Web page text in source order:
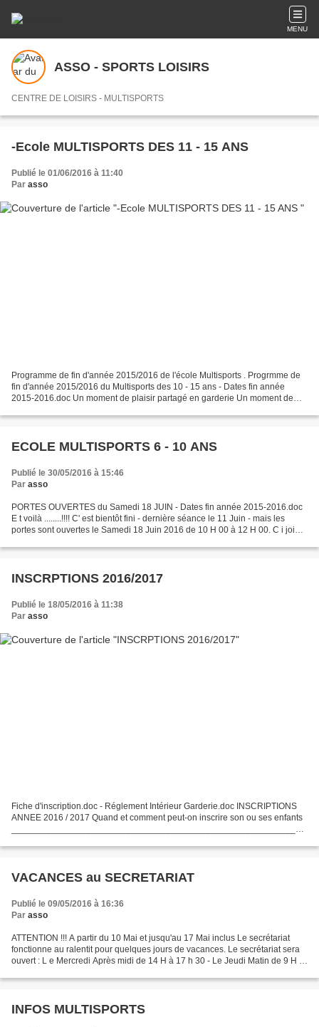
MENU
ASSO - SPORTS LOISIRS
CENTRE DE LOISIRS - MULTISPORTS
-Ecole MULTISPORTS DES 11 - 15 ANS
Publié le 01/06/2016 à 11:40
Par asso
Programme de fin d'année 2015/2016 de l'école Multisports . Progrmme de
fin d'année 2015/2016 du Multisports des 10 - 15 ans - Dates fin année
2015-2016.doc Un moment de plaisir partagé en garderie Un moment de
ECOLE MULTISPORTS 6 - 10 ANS
Publié le 30/05/2016 à 15:46
Par asso
PORTES OUVERTES du Samedi 18 JUIN - Dates fin année 2015-2016.doc
E t voilà ........!!!! C' est bientôt fini - dernière séance le 11 Juin - mais les
portes sont ouvertes le Samedi 18 Juin 2016 de 10 H 00 à 12 H 00. C i joint
INSCRPTIONS 2016/2017
Publié le 18/05/2016 à 11:38
Par asso
Fiche d'inscription.doc - Réglement Intérieur Garderie.doc INSCRIPTIONS
ANNEE 2016 / 2017 Quand et comment peut-on inscrire son ou ses enfants
___________________________________________________________
VACANCES au SECRETARIAT
Publié le 09/05/2016 à 16:36
Par asso
ATTENTION !!! A partir du 10 Mai et jusqu'au 17 Mai inclus Le secrétariat
fonctionne au ralentit pour quelques jours de vacances. Le secrétariat sera
ouvert : L e Mercredi Après midi de 14 H à 17 h 30 - Le Jeudi Matin de 9 H à
INFOS MULTISPORTS